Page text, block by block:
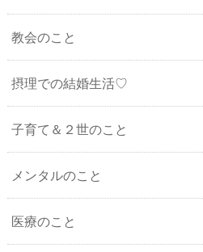
教会のこと
摂理での結婚生活♡
子育て＆２世のこと
メンタルのこと
医療のこと